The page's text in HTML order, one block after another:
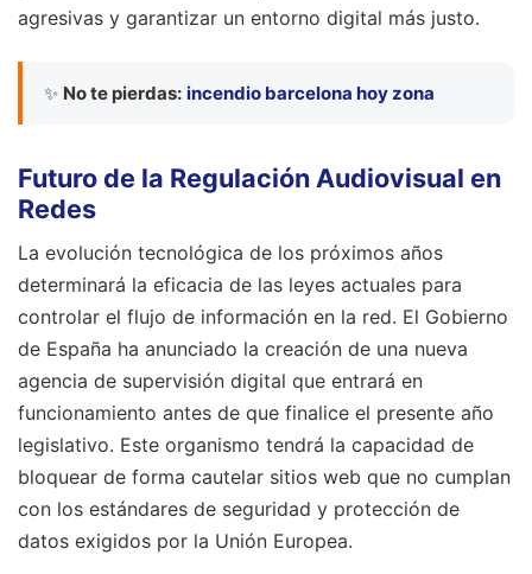
agresivas y garantizar un entorno digital más justo.
✨ No te pierdas: incendio barcelona hoy zona
Futuro de la Regulación Audiovisual en
Redes
La evolución tecnológica de los próximos años
determinará la eficacia de las leyes actuales para
controlar el flujo de información en la red. El Gobierno
de España ha anunciado la creación de una nueva
agencia de supervisión digital que entrará en
funcionamiento antes de que finalice el presente año
legislativo. Este organismo tendrá la capacidad de
bloquear de forma cautelar sitios web que no cumplan
con los estándares de seguridad y protección de
datos exigidos por la Unión Europea.